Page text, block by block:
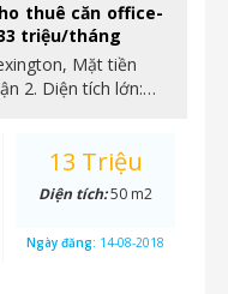
thuê căn office-
triệu/tháng
Mặt tiền
2. Diện tích lớn:…
13 Triệu
Diện tích:50 m2
Ngày đăng: 14-08-2018